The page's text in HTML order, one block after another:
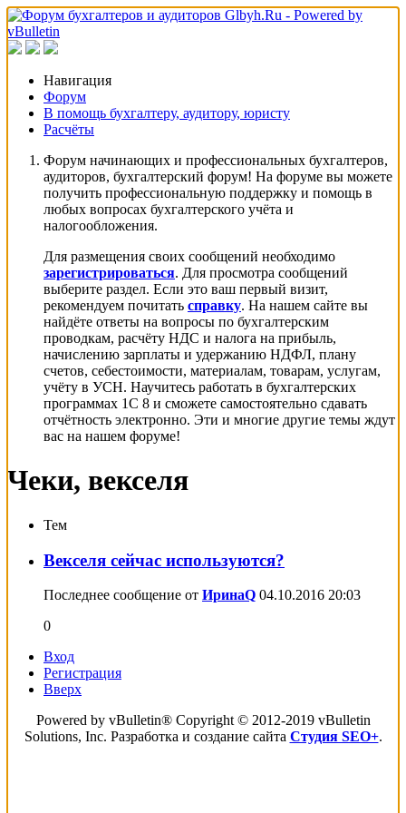
Навигация
Форум
В помощь бухгалтеру, аудитору, юристу
Расчёты
Форум начинающих и профессиональных бухгалтеров,
аудиторов, бухгалтерский форум! На форуме вы можете
получить профессиональную поддержку и помощь в
любых вопросах бухгалтерского учёта и
налогообложения.
Для размещения своих сообщений необходимо
зарегистрироваться. Для просмотра сообщений
выберите раздел. Если это ваш первый визит,
рекомендуем почитать справку. На нашем сайте вы
найдёте ответы на вопросы по бухгалтерским
проводкам, расчёту НДС и налога на прибыль,
начислению зарплаты и удержанию НДФЛ, плану
счетов, себестоимости, материалам, товарам, услугам,
учёту в УСН. Научитесь работать в бухгалтерских
программах 1С 8 и сможете самостоятельно сдавать
отчётность электронно. Эти и многие другие темы ждут
вас на нашем форуме!
Чеки, векселя
Тем
Векселя сейчас используются?
Последнее сообщение от ИринаQ 04.10.2016 20:03
0
Вход
Регистрация
Вверх
Powered by vBulletin® Copyright © 2012-2019 vBulletin
Solutions, Inc. Разработка и создание сайта Студия SEO+.